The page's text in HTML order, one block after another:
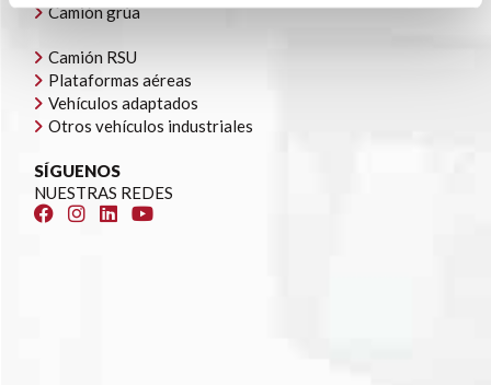
Camión grúa
Camión RSU
Plataformas aéreas
Vehículos adaptados
Otros vehículos industriales
SÍGUENOS
NUESTRAS REDES